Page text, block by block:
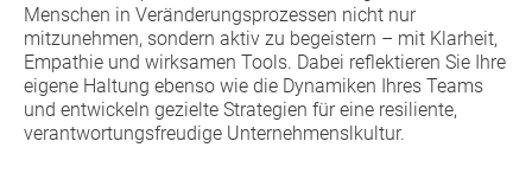
Menschen in Veränderungsprozessen nicht nur
mitzunehmen, sondern aktiv zu begeistern – mit Klarheit,
Empathie und wirksamen Tools. Dabei reflektieren Sie Ihre
eigene Haltung ebenso wie die Dynamiken Ihres Teams
und entwickeln gezielte Strategien für eine resiliente,
verantwortungsfreudige Unternehmenslkultur.